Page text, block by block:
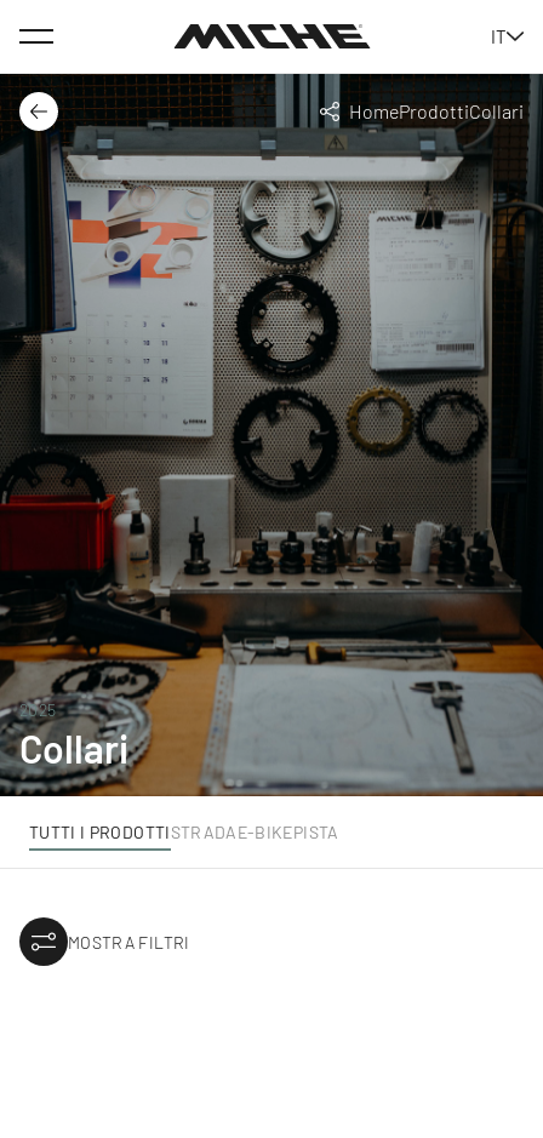
Menu
IT
Indietro
HomeProdottiCollari
Condividi
2025
Collari
TUTTI I PRODOTTISTRADAE-BIKEPISTA
MOSTRA FILTRI